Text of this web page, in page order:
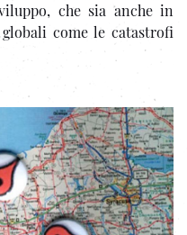
che sia anche in
come le catastrofi